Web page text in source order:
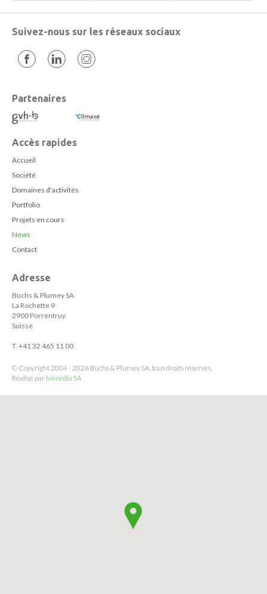
Suivez-nous sur les réseaux sociaux
Partenaires
Accès rapides
Accueil
Société
Domaines d'activités
Portfolio
Projets en cours
News
Contact
Adresse
Buchs & Plumey SA
La Rochette 9
2900 Porrentruy
Suisse
T. +41 32 465 11 00
© Copyright 2004 - 2026 Buchs & Plumey SA, tous droits réservés.
Réalisé par Ivimédia SA